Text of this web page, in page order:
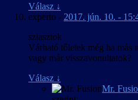
Válasz ↓
experto - 2017. jún. 10. -
sziasztok
Várható tőletek még ha más
vagy már visszavonultatok?
Válasz ↓
Mr.